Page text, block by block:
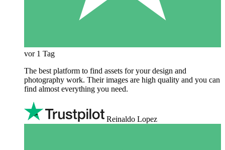
vor 1 Tag
The best platform to find assets for your design and
photography work. Their images are high quality and you can
find almost everything you need.
Reinaldo Lopez